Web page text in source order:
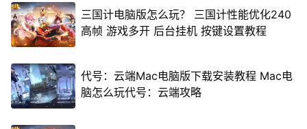
三国计电脑版怎么玩？ 三国计性能优化240
高帧 游戏多开 后台挂机 按键设置教程
代号：云端Mac电脑版下载安装教程 Mac电
脑怎么玩代号：云端攻略